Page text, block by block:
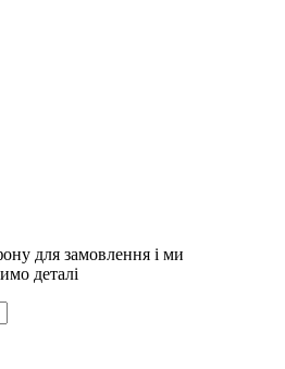
для замовлення і ми
деталі